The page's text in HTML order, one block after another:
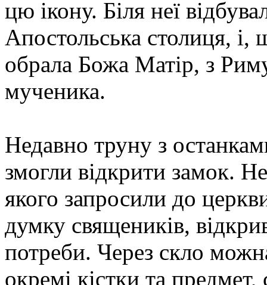
цю ікону. Біля неї
Апостольська столиця, і,
обрала Божа Матір, з
мученика.
Недавно труну з
змогли відкрити замок.
якого запросили до
думку священиків,
потреби. Через скло
окремі кістки та